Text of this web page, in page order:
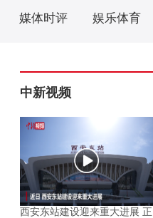
媒体时评 娱乐体育
中新视频
西安东站建设迎来重大进展 正